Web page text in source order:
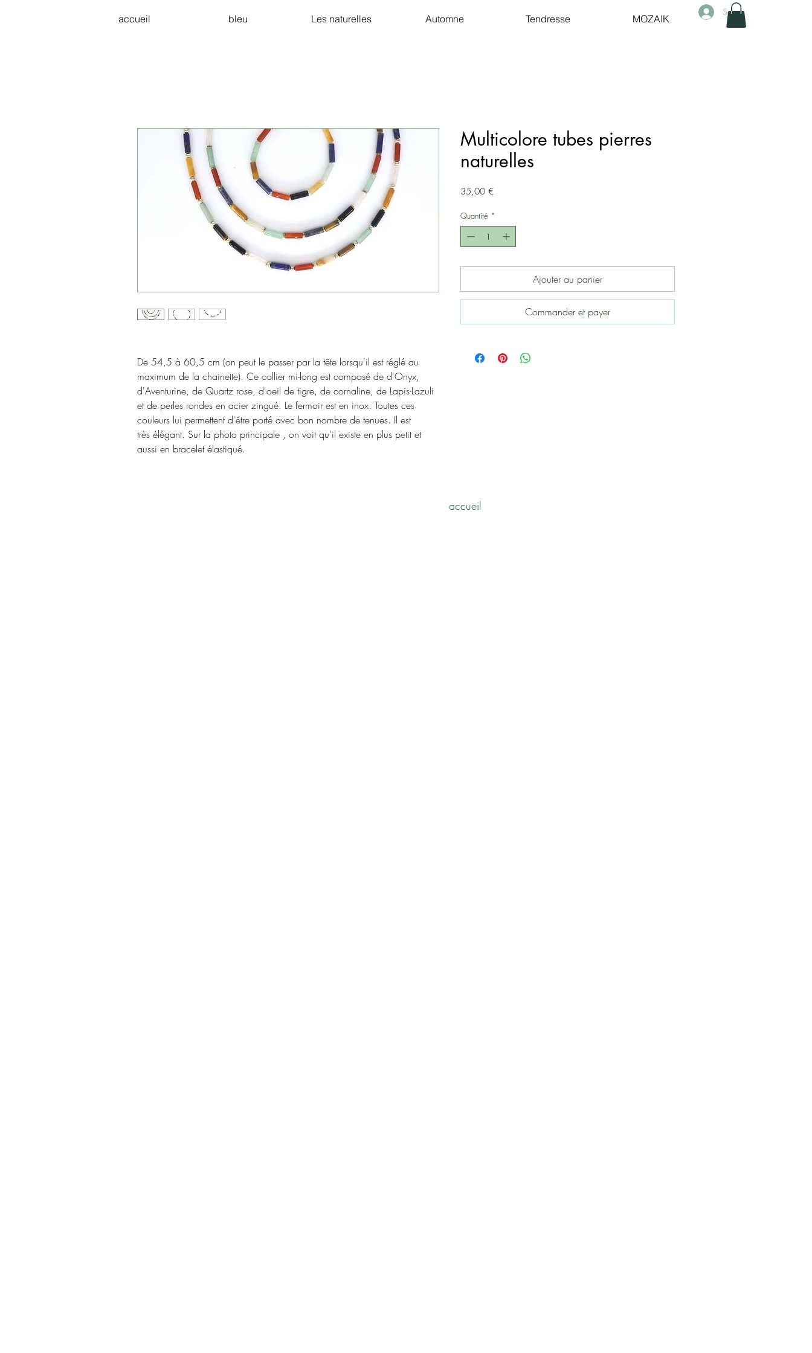
accueil bleu Les naturelles Automne Tendresse MOZAIK
Se connecter
De 54,5 à 60,5 cm (on peut le passer par la tête lorsqu'il est réglé au
maximum de la chainette). Ce collier mi-long est composé de d'Onyx,
d'Aventurine, de Quartz rose, d'oeil de tigre, de cornaline, de Lapis-Lazuli
et de perles rondes en acier zingué. Le fermoir est en inox. Toutes ces
couleurs lui permettent d'être porté avec bon nombre de tenues. Il est
très élégant. Sur la photo principale , on voit qu'il existe en plus petit et
aussi en bracelet élastiqué.
Multicolore tubes pierres
naturelles
35,00 €Prix
Quantité *
Ajouter au panier
Commander et payer
accueil